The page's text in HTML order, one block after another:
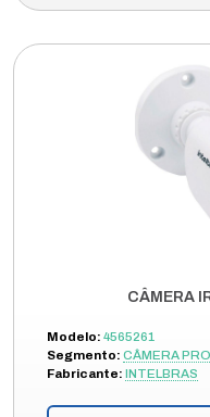
CÂMERA
Modelo: 4565261
Segmento: CÂMERA
Fabricante: INTELBRAS